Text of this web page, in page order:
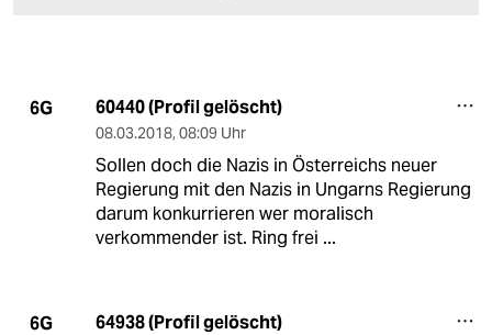
6G 60440 (Profil gelöscht)
08.03.2018, 08:09 Uhr
Sollen doch die Nazis in Österreichs neuer
Regierung mit den Nazis in Ungarns Regierung
darum konkurrieren wer moralisch
verkommender ist. Ring frei ...
6G 64938 (Profil gelöscht)